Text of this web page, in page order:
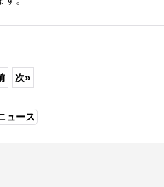
次»
ュース